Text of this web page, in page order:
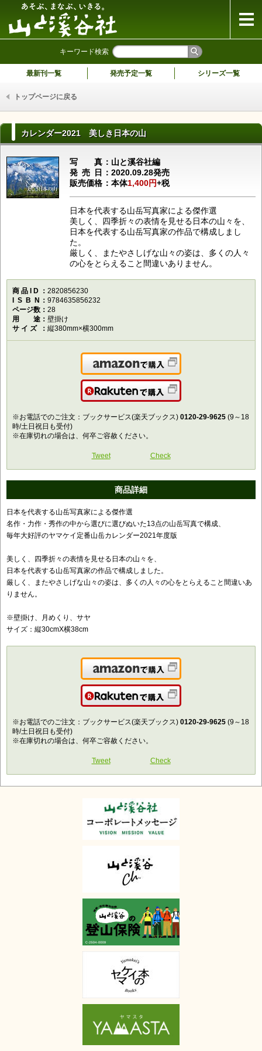
キーワード検索
最新刊一覧 発売予定一覧 シリーズ一覧
トップページに戻る
カレンダー2021 美しき日本の山
写真山と溪谷社編
発売日 2020.09.28発売
販売価格
本体1,400円+税
日本を代表する山岳写真家による傑作選
美しく、四季折々の表情を見せる日本の山々を、
日本を代表する山岳写真家の作品で構成しまし
た。
厳しく、またやさしげな山々の姿は、多くの人々
の心をとらえること間違いありません。
商品ID
2820856230
ISBN
9784635856232
ページ数
28
用途壁掛け
サイズ
縦380mm×横300mm
Amazonで購入
楽天で購入
※お電話でのご注文：ブックサービス(楽天ブックス) 0120-29-9625 (9～18
時/土日祝日も受付)
※在庫切れの場合は、何卒ご容赦ください。
Tweet Check
商品詳細
日本を代表する山岳写真家による傑作選
名作・力作・秀作の中から選びに選びぬいた13点の山岳写真で構成、
毎年大好評のヤマケイ定番山岳カレンダー2021年度版
美しく、四季折々の表情を見せる日本の山々を、
日本を代表する山岳写真家の作品で構成しました。
厳しく、またやさしげな山々の姿は、多くの人々の心をとらえること間違いあ
りません。
※壁掛け、月めくり、サヤ
サイズ：縦30cmX横38cm
Amazonで購入
楽天で購入
※お電話でのご注文：ブックサービス(楽天ブックス) 0120-29-9625 (9～18
時/土日祝日も受付)
※在庫切れの場合は、何卒ご容赦ください。
Tweet Check